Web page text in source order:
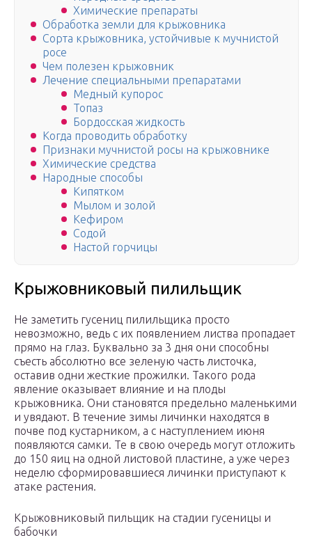
Химические препараты
Обработка земли для крыжовника
Сорта крыжовника, устойчивые к мучнистой
росе
Чем полезен крыжовник
Лечение специальными препаратами
Медный купорос
Топаз
Бордосская жидкость
Когда проводить обработку
Признаки мучнистой росы на крыжовнике
Химические средства
Народные способы
Кипятком
Мылом и золой
Кефиром
Содой
Настой горчицы
Крыжовниковый пилильщик
Не заметить гусениц пилильщика просто
невозможно, ведь с их появлением листва пропадает
прямо на глаз. Буквально за 3 дня они способны
съесть абсолютно все зеленую часть листочка,
оставив одни жесткие прожилки. Такого рода
явление оказывает влияние и на плоды
крыжовника. Они становятся предельно маленькими
и увядают. В течение зимы личинки находятся в
почве под кустарником, а с наступлением июня
появляются самки. Те в свою очередь могут отложить
до 150 яиц на одной листовой пластине, а уже через
неделю сформировавшиеся личинки приступают к
атаке растения.
Крыжовниковый пильщик на стадии гусеницы и
бабочки